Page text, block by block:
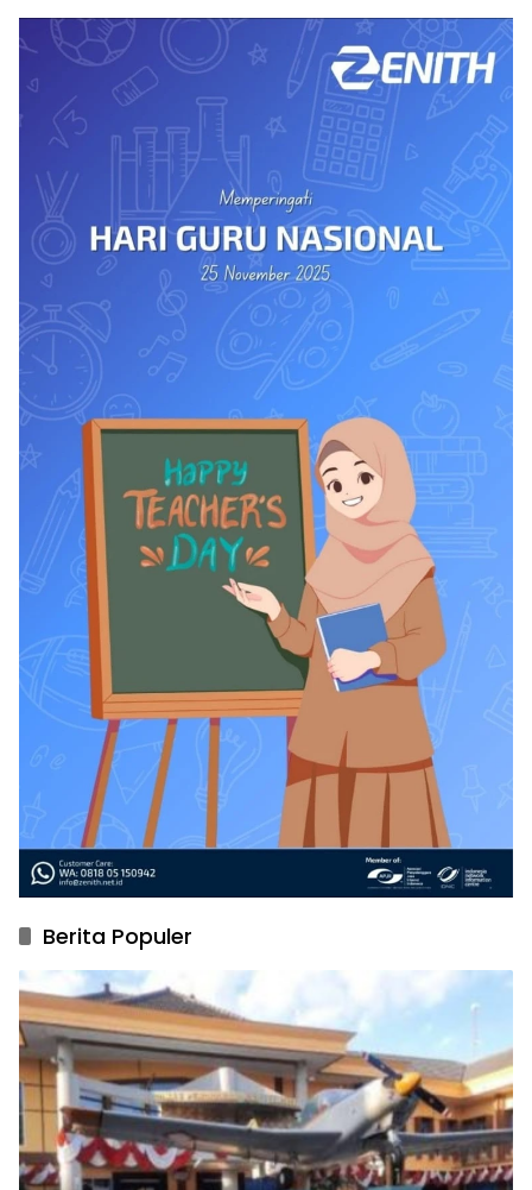
Berita Populer